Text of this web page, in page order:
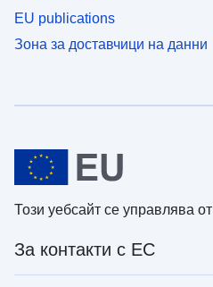
EU publications
Зона за доставчици на данни
Този уебсайт се управлява от
За контакти с ЕС